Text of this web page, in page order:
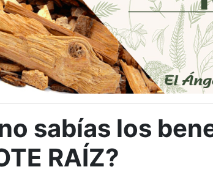
sabías los
RAÍZ?